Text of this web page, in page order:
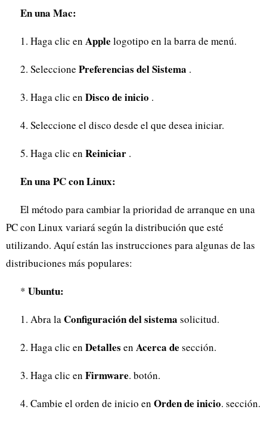
En una Mac:
1. Haga clic en Apple logotipo en la barra de menú.
2. Seleccione Preferencias del Sistema .
3. Haga clic en Disco de inicio .
4. Seleccione el disco desde el que desea iniciar.
5. Haga clic en Reiniciar .
En una PC con Linux:
El método para cambiar la prioridad de arranque en una
PC con Linux variará según la distribución que esté
utilizando. Aquí están las instrucciones para algunas de las
distribuciones más populares:
* Ubuntu:
1. Abra laConfiguración del sistema solicitud.
2. Haga clic en Detalles en Acerca de sección.
3. Haga clic en Firmware. botón.
4. Cambie el orden de inicio en Orden de inicio. sección.